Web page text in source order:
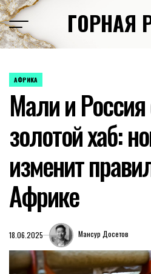
Перейти
к
содержимому
ГОРНАЯ
ОПУБЛИКОВАНО
АФРИКА
Мали и Россия
золотой хаб:
изменит
Африке
18.06.2025 Мансур Досетов